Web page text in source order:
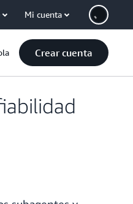
Mi cuenta
Crear cuenta